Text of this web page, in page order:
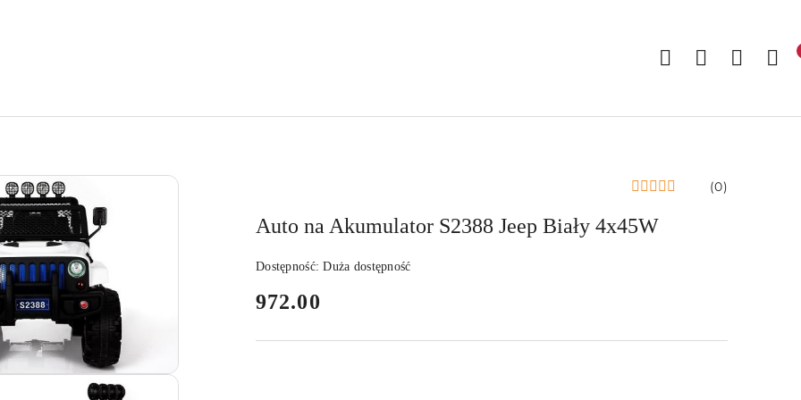
(0)
Auto na Akumulator S2388 Jeep Biały 4x45W
Dostępność:Duża dostępność
cena:
972.00